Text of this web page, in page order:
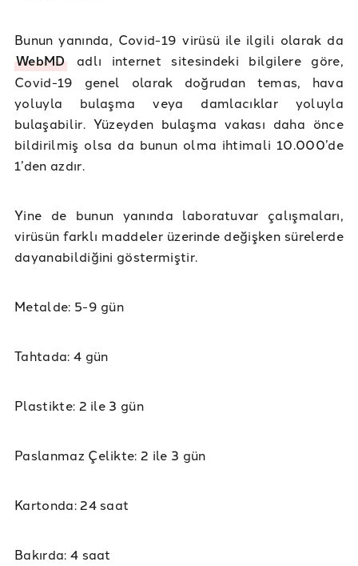
Bunun yanında, Covid-19 virüsü ile ilgili olarak da
WebMDadlı internet sitesindeki bilgilere göre,
Covid-19 genel olarak doğrudan temas, hava
yoluyla bulaşma veya damlacıklar yoluyla
bulaşabilir. Yüzeyden bulaşma vakası daha önce
bildirilmiş olsa da bunun olma ihtimali 10.000’de
1’den azdır.
Yine de bunun yanında laboratuvar çalışmaları,
virüsün farklı maddeler üzerinde değişken sürelerde
dayanabildiğini göstermiştir.
Metalde: 5-9 gün
Tahtada: 4 gün
Plastikte: 2 ile 3 gün
Paslanmaz Çelikte: 2 ile 3 gün
Kartonda: 24 saat
Bakırda: 4 saat